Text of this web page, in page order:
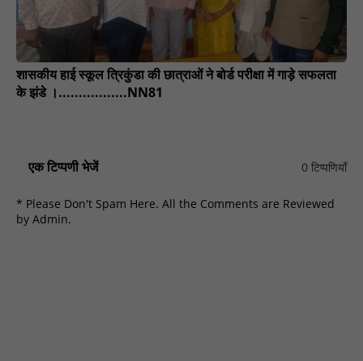
​शासकीय हाई स्कूल त्रिकुंडा की छात्राओं ने बोर्ड परीक्षा में गाड़े सफलता
के झंडे ।.................NN81
एक टिप्पणी भेजें 0 टिप्पणियाँ
* Please Don't Spam Here. All the Comments are Reviewed
by Admin.